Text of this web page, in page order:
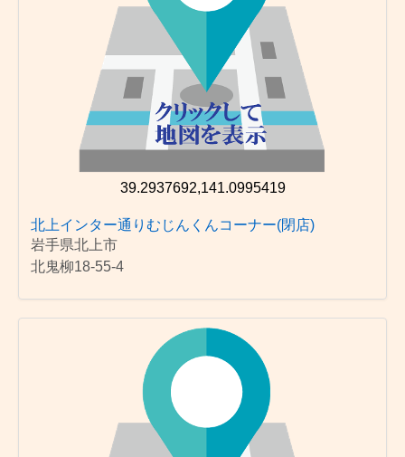
39.2937692,141.0995419
北上インター通りむじんくんコーナー(閉店)
岩手県北上市
北鬼柳18-55-4